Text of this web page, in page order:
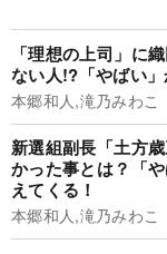
「理想の上司」に
ない人!?「やばい
本郷和人,滝乃みわこ
新選組副長「土方
かった事とは？「
えてくる！
本郷和人,滝乃みわこ